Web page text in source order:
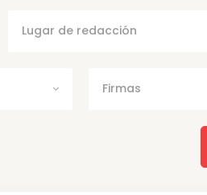
Lugar de redacción
Firmas